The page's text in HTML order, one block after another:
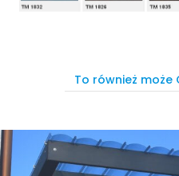
To również może